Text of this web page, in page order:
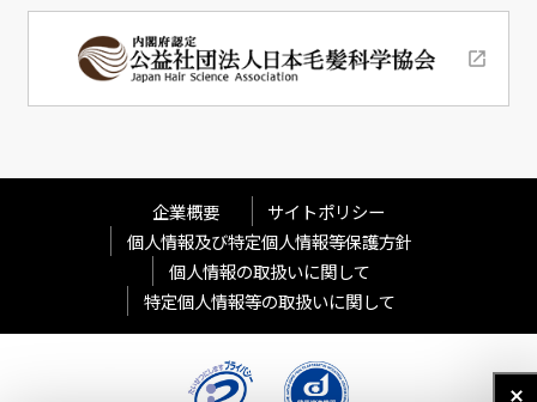
企業概要
サイトポリシー
個人情報及び特定個人情報等保護方針
個人情報の取扱いに関して
特定個人情報等の取扱いに関して